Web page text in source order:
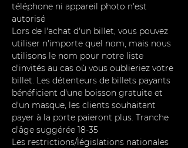
téléphone ni appareil photo n'est
autorisé
Lors de l'achat d'un billet, vous pouvez
utiliser n'importe quel nom, mais nous
utilisons le nom pour notre liste
d'invités au cas où vous oublieriez votre
billet. Les détenteurs de billets payants
bénéficient d'une boisson gratuite et
d'un masque, les clients souhaitant
payer à la porte paieront plus. Tranche
d'âge suggérée 18-35
Les restrictions/législations nationales